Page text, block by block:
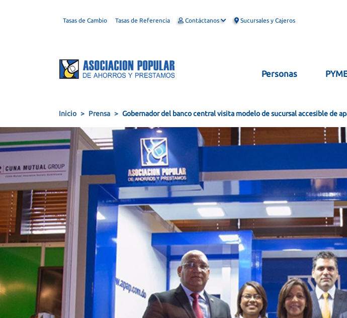
Tasas de Cambio Tasas de Referencia Contáctanos Sucursales y Cajeros
Personas
Inicio Prensa Gobernador del banco central visita modelo de sucursal accesible de